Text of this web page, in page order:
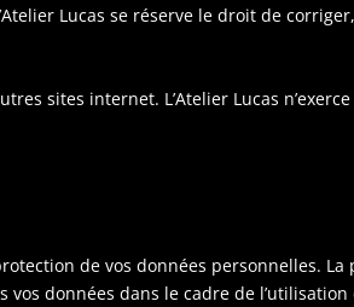
Lucas se réserve le droit de
sites internet. L’Atelier Lucas
de vos données personnelles.
données dans le cadre de